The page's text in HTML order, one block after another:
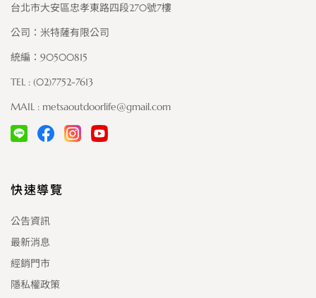
台北市大安區忠孝東路四段270號7樓
公司：米特薩有限公司
統編：90500815
TEL : (02)7752-7613
MAIL : metsaoutdoorlife@gmail.com
快速導覽
公告資訊
最新消息
經銷門市
隱私權政策